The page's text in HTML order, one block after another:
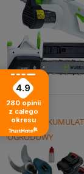
SEKATOR
OGRODOWY
4.9
280 opinii
z całego
okresu